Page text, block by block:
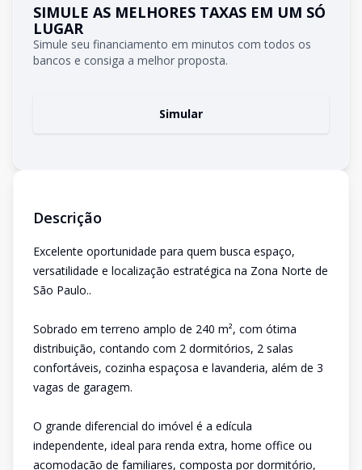
SIMULE AS MELHORES TAXAS EM UM SÓ
LUGAR
Simule seu financiamento em minutos com todos os
bancos e consiga a melhor proposta.
Simular
Descrição
Excelente oportunidade para quem busca espaço,
versatilidade e localização estratégica na Zona Norte de
São Paulo..
Sobrado em terreno amplo de 240 m², com ótima
distribuição, contando com 2 dormitórios, 2 salas
confortáveis, cozinha espaçosa e lavanderia, além de 3
vagas de garagem.
O grande diferencial do imóvel é a edícula
independente, ideal para renda extra, home office ou
acomodação de familiares, composta por dormitório,